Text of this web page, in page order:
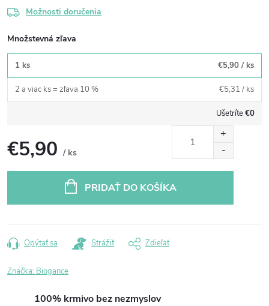
Možnosti doručenia
Množstevná zľava
1 ks €5,90 / ks
2 a viac ks = zľava 10 % €5,31 / ks
Ušetríte€0
€5,90 / ks
PRIDAŤ DO KOŠÍKA
Opýtať sa Strážiť Zdieľať
Značka: Biogance
100% krmivo bez nezmyslov